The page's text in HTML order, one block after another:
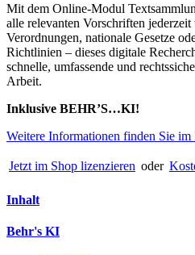
Mit dem Online-Modul
alle relevanten Vorschriften
Verordnungen, nationale Gesetze
Richtlinien – dieses digitale
schnelle, umfassende und
Arbeit.
Inklusive BEHR’S…KI!
Weitere Informationen finden Sie
Jetzt im Shop lizenzieren oder
Inhalt
Behr's KI